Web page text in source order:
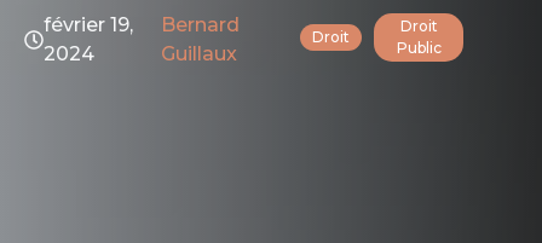
février 19,
2024
Bernard
Guillaux
Droit
Droit
Public